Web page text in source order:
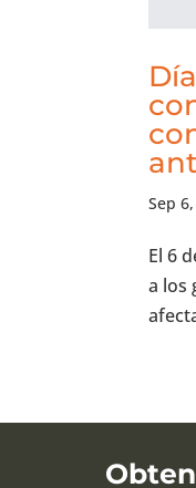
Sep
El 6
a los